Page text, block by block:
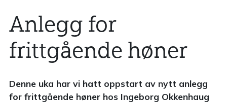
Anlegg for
frittgående høner
Denne uka har vi hatt oppstart av nytt anlegg
for frittgående høner hos Ingeborg Okkenhaug